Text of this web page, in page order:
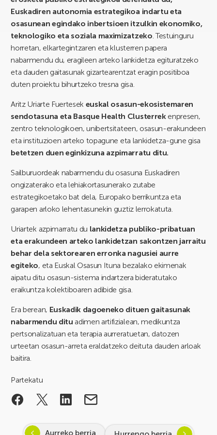
Euskadiren autonomia estrategikoa indartu eta
osasunean egindako inbertsioen itzulkin ekonomiko,
teknologiko eta soziala maximizatzeko. Testuinguru
horretan, elkartegintzaren eta klusterren papera
nabarmendu du, eragileen arteko lankidetza egituratzeko
eta dauden gaitasunak gizartearentzat eragin positiboa
duten proiektu bihurtzeko tresna gisa.
Aritz Uriarte Fuertesek euskal osasun-ekosistemaren
sendotasuna eta Basque Health Clusterrekenpresen,
zentro teknologikoen, unibertsitateen, osasun-erakundeen
eta instituzioen arteko topagune eta lankidetza-gune gisa
betetzen duen eginkizuna azpimarratu ditu.
Sailburuordeak nabarmendu du osasuna Euskadiren
ongizaterako eta lehiakortasunerako zutabe
estrategikoetako bat dela, Europako berrikuntza eta
garapen arloko lehentasunekin guztiz lerrokatuta.
Uriartek azpimarratu du lankidetza publiko-pribatuan
eta erakundeen arteko lankidetzan sakontzen jarraitu
behar dela sektorearen erronka nagusiei aurre
egiteko, eta Euskal Osasun Ituna bezalako ekimenak
aipatu ditu osasun-sistema indartzera bideratutako
eraikuntza kolektiboaren adibide gisa.
Era berean, Euskadik dagoeneko dituen gaitasunak
nabarmendu ditu adimen artifizialean, medikuntza
pertsonalizatuan eta terapia aurreratuetan, datozen
urteetan osasun-arreta eraldatzeko deituta dauden arloak
baitira.
Partekatu
Aurreko berria